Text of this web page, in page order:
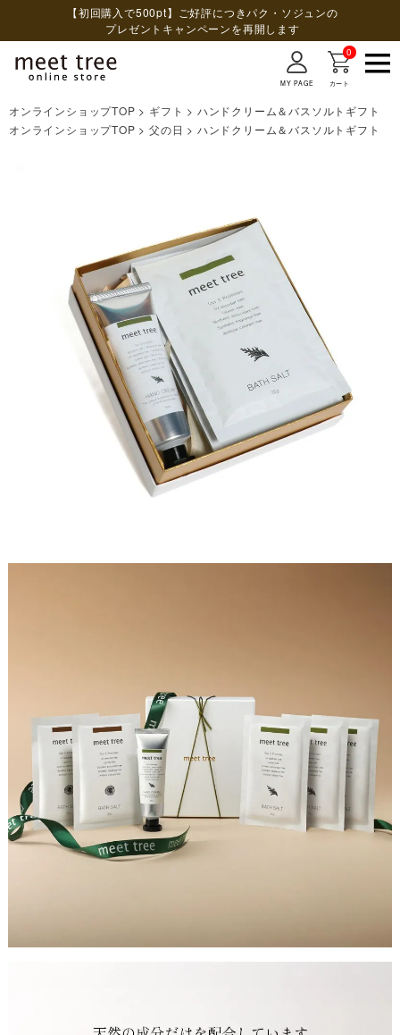
【初回購入で500pt】ご好評につきパク・ソジュンの
プレゼントキャンペーンを再開します
MY PAGE
0
カート
検索
オンラインショップTOP ギフト
ハンドクリーム＆バスソルトギフト
オンラインショップTOP
父の日 ハンドクリーム＆バスソルトギフト